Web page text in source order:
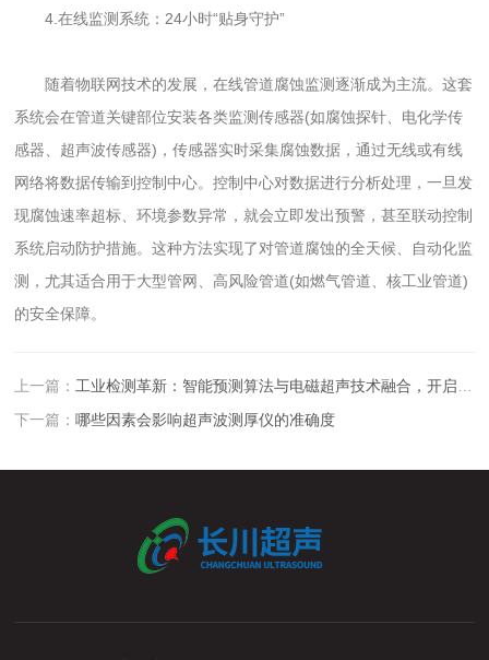
4.在线监测系统：24小时“贴身守护”
随着物联网技术的发展，在线管道腐蚀监测逐渐成为主流。这套
系统会在管道关键部位安装各类监测传感器(如腐蚀探针、电化学传
感器、超声波传感器)，传感器实时采集腐蚀数据，通过无线或有线
网络将数据传输到控制中心。控制中心对数据进行分析处理，一旦发
现腐蚀速率超标、环境参数异常，就会立即发出预警，甚至联动控制
系统启动防护措施。这种方法实现了对管道腐蚀的全天候、自动化监
测，尤其适合用于大型管网、高风险管道(如燃气管道、核工业管道)
的安全保障。
上一篇： 工业检测革新：智能预测算法与电磁超声技术融合，开启智能腐蚀监测新范式
下一篇：哪些因素会影响超声波测厚仪的准确度